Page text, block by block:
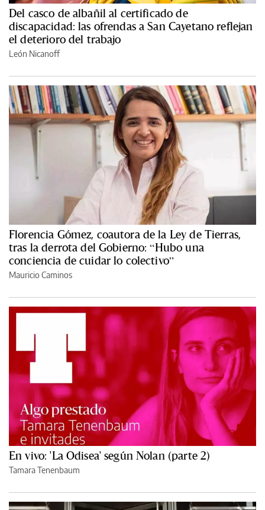
Del casco de albañil al certificado de
discapacidad: las ofrendas a San Cayetano reflejan
el deterioro del trabajo
León Nicanoff
Florencia Gómez, coautora de la Ley de Tierras,
tras la derrota del Gobierno: “Hubo una
conciencia de cuidar lo colectivo”
Mauricio Caminos
En vivo: 'La Odisea' según Nolan (parte 2)
Tamara Tenenbaum